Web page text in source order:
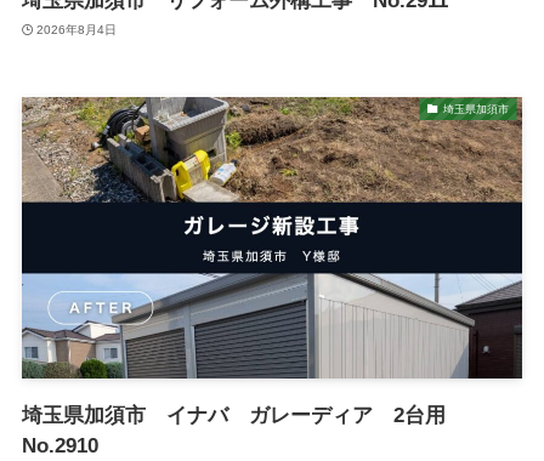
2026年8月4日
埼玉県加須市
埼玉県加須市 イナバ ガレーディア 2台用
No.2910